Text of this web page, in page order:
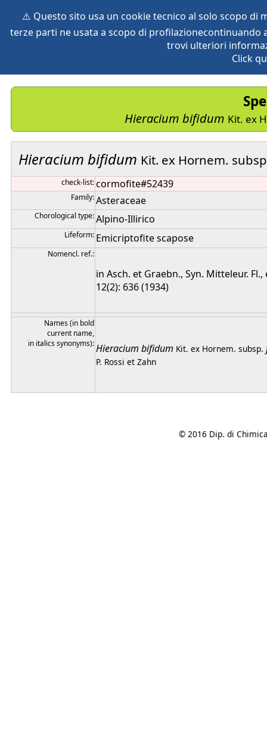
⚠️ Questo sito usa un cookie tecnico al solo scopo di
terze parti ne usata a scopo di
trovi ulteriori
Click
vegetation global db
Hieracium bifidum Kit. ex
Hieracium bifidum Kit. ex Hornem.
check-list:cormofite#52439
Family:Asteraceae
Chorological type:Alpino-Illirico
Lifeform: Emicriptofite scapose
Nomencl. ref.:
in Asch. et Graebn., Syn. Mitteleur. Fl.,
12(2): 636 (1934)
Names (in bold
current name,
in italics synonyms):Hieracium bifidum Kit. ex Hornem. subsp.
P. Rossi et Zahn
© 2016 Dip. di